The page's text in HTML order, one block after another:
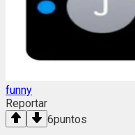
funny
Reportar
6puntos